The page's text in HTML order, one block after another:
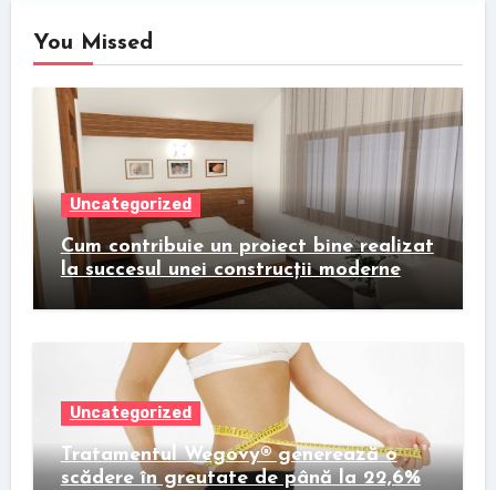
You Missed
Uncategorized
Cum contribuie un proiect bine realizat
la succesul unei construcții moderne
Uncategorized
Tratamentul Wegovy® generează o
scădere în greutate de până la 22,6%